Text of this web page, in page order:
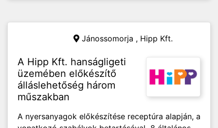
Jánossomorja , Hipp Kft.
A Hipp Kft. hanságligeti
üzemében előkészítő
álláslehetőség három
műszakban
A nyersanyagok előkészítése receptúra alapján, a